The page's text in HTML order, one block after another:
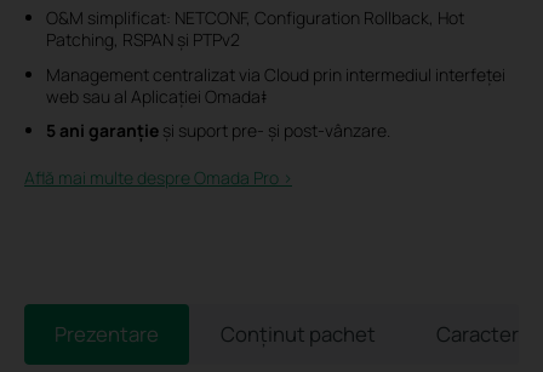
O&M simplificat: NETCONF, Configuration Rollback, Hot
Patching, RSPAN și PTPv2
Management centralizat via Cloud prin intermediul interfeței
web sau al Aplicației Omada‡
5 ani garanție și suport pre- și post-vânzare.
Află mai multe despre Omada Pro >​
Prezentare Conținut pachet